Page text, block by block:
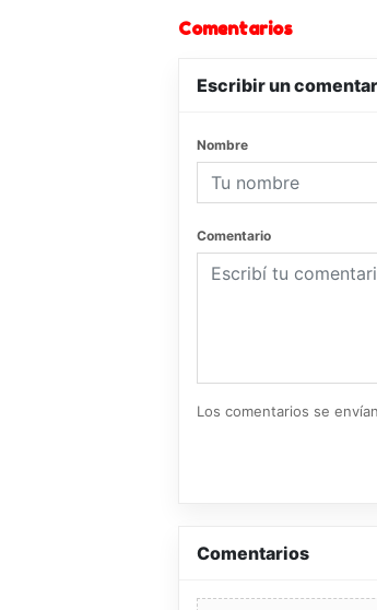
Comentarios
Escribir un
Nombre
Comentario
Los comentarios se
Comentarios